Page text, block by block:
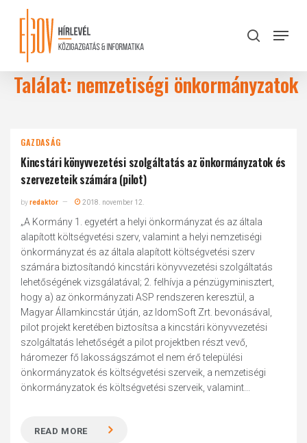
content
search
Menu
Találat: nemzetiségi önkormányzatok
GAZDASÁG
Kincstári könyvvezetési szolgáltatás az önkormányzatok és
szervezeteik számára (pilot)
byredaktor 2018. november 12.
„A Kormány 1. egyetért a helyi önkormányzat és az általa
alapított költségvetési szerv, valamint a helyi nemzetiségi
önkormányzat és az általa alapított költségvetési szerv
számára biztosítandó kincstári könyvvezetési szolgáltatás
lehetőségének vizsgálatával; 2. felhívja a pénzügyminisztert,
hogy a) az önkormányzati ASP rendszeren keresztül, a
Magyar Államkincstár útján, az IdomSoft Zrt. bevonásával,
pilot projekt keretében biztosítsa a kincstári könyvvezetési
szolgáltatás lehetőségét a pilot projektben részt vevő,
háromezer fő lakosságszámot el nem érő települési
önkormányzatok és költségvetési szerveik, a nemzetiségi
önkormányzatok és költségvetési szerveik, valamint...
READ MORE
Close